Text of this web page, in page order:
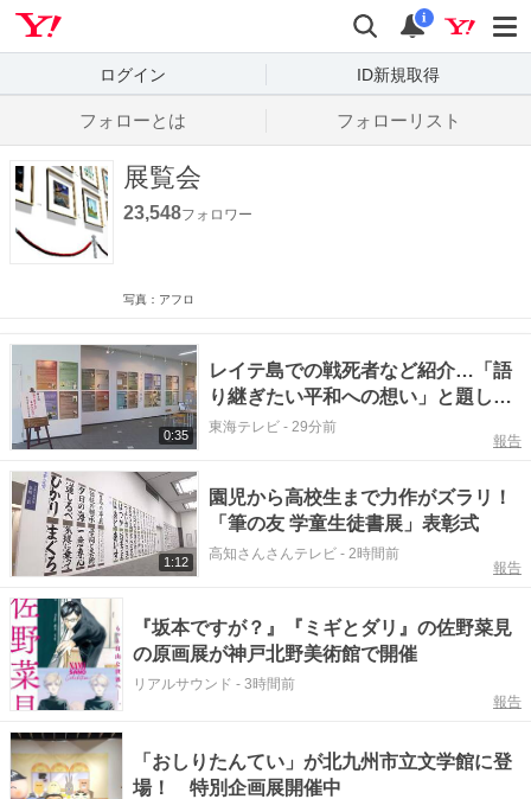
検索
通知
i
ログイン ID新規取得
フォローとは フォローリスト
展覧会
23,548フォロワー
写真：アフロ
0:35
レイテ島での戦死者など紹介…「語
り継ぎたい平和への想い」と題した
パネル展 熊野市文化交流センターで
東海テレビ - 29分前
報告
1:12
園児から高校生まで力作がズラリ！
「筆の友 学童生徒書展」表彰式
高知さんさんテレビ - 2時間前
報告
『坂本ですが？』『ミギとダリ』の佐野菜見
の原画展が神戸北野美術館で開催
リアルサウンド - 3時間前
報告
「おしりたんてい」が北九州市立文学館に登
場！ 特別企画展開催中